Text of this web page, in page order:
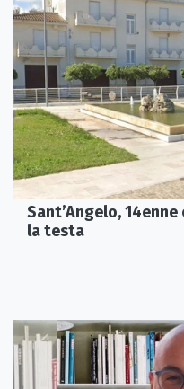
Sant’Angelo,
la testa